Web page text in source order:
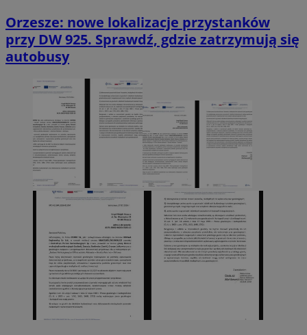
Orzesze: nowe lokalizacje przystanków
przy DW 925. Sprawdź, gdzie zatrzymują się
autobusy